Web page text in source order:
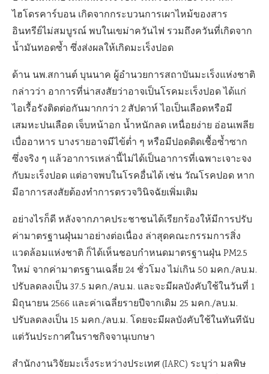
ไฮโดรคาร์บอน เกิดจากกระบวนการเผาไหม้ของสาร
อินทรีย์ไม่สมบูรณ์ พบในเขม่าควันไฟ รวมถึงควันที่เกิดจาก
น้ำมันทอดซ้ำ ซึ่งส่งผลให้เกิดมะเร็งปอด
ด้าน นพ.สกานต์ บุนนาค ผู้อำนวยการสถาบันมะเร็งแห่งชาติ
กล่าวว่า อาการที่น่าสงสัยว่าอาจเป็นโรคมะเร็งปอด ได้แก่
ไอเรื้อรังติดต่อกันมากกว่า 2 สัปดาห์ ไอเป็นเลือดหรือมี
เสมหะปนเลือด เจ็บหน้าอก น้ำหนักลด เหนื่อยง่าย อ่อนเพลีย
เบื่ออาหาร บางรายอาจมีไข้ต่ำ ๆ หรือมีปอดติดเชื้อซ้ำซาก
ซึ่งจริง ๆ แล้วอาการเหล่านี้ไม่ได้เป็นอาการที่เฉพาะเจาะจง
กับมะเร็งปอด แต่อาจพบในโรคอื่นได้ เช่น วัณโรคปอด หาก
มีอาการสงสัยต้องทำการตรวจวินิจฉัยเพิ่มเติม
อย่างไรก็ดี หลังจากภาคประชาชนได้เรียกร้องให้มีการปรับ
ค่ามาตรฐานฝุ่นมาอย่างต่อเนื่อง ล่าสุดคณะกรรมการสิ่ง
แวดล้อมแห่งชาติ ก็ได้เห็นชอบกำหนดมาตรฐานฝุ่นPM2.5
ใหม่ จากค่ามาตรฐานเฉลี่ย 24 ชั่วโมง ไม่เกิน 50 มคก./ลบ.ม.
ปรับลดลงเป็น37.5 มคก./ลบ.ม. และจะมีผลบังคับใช้ในวันที่ 1
มิถุนายน2566 และค่าเฉลี่ยรายปีจากเดิม 25 มคก./ลบ.ม.
ปรับลดลงเป็น 15 มคก./ลบ.ม. โดยจะมีผลบังคับใช้ในทันทีนับ
แต่วันประกาศในราชกิจจานุเบกษา
สำนักงานวิจัยมะเร็งระหว่างประเทศ (IARC) ระบุว่า มลพิษ